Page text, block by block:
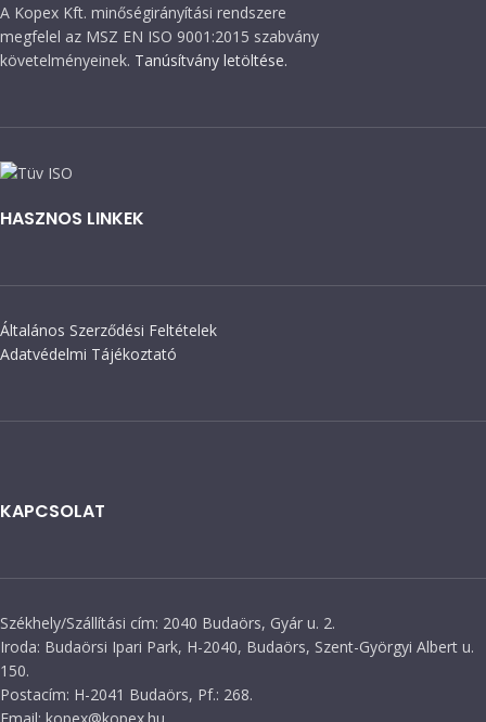
A Kopex Kft. minőségirányítási rendszere
megfelel az MSZ EN ISO 9001:2015 szabvány
követelményeinek. Tanúsítvány letöltése.
HASZNOS LINKEK
Általános Szerződési Feltételek
Adatvédelmi Tájékoztató
KAPCSOLAT
Székhely/Szállítási cím: 2040 Budaörs, Gyár u. 2.
Iroda: Budaörsi Ipari Park, H-2040, Budaörs, Szent-Györgyi Albert u.
150.
Postacím: H-2041 Budaörs, Pf.: 268.